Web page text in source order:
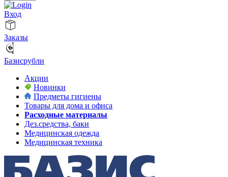
Вход
Заказы
Базисрубли
Акции
Новинки
Предметы гигиены
Товары для дома и офиса
Расходные материалы
Дез.средства, баки
Медицинская одежда
Медицинская техника